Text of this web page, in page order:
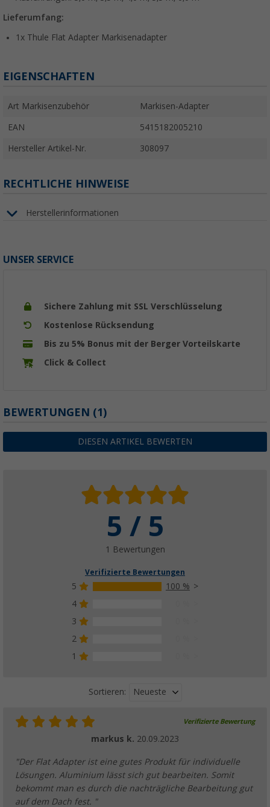
Lieferumfang:
1x Thule Flat Adapter Markisenadapter
EIGENSCHAFTEN
Art Markisenzubehör Markisen-Adapter
EAN 5415182005210
Hersteller Artikel-Nr. 308097
RECHTLICHE HINWEISE
Herstellerinformationen
UNSER SERVICE
Sichere Zahlung mit SSL Verschlüsselung
Kostenlose Rücksendung
Bis zu 5% Bonus mit der Berger Vorteilskarte
Click & Collect
BEWERTUNGEN (1)
DIESEN ARTIKEL BEWERTEN
5 / 5
1 Bewertungen
Verifizierte Bewertungen
5
100 %
4
3
2
1
Sortieren: Neueste
Verifizierte Bewertung
markus k. 20.09.2023
"Der Flat Adapter ist eine gutes Produkt für individuelle
Lösungen. Aluminium lässt sich gut bearbeiten. Somit
bekommt man es durch die nachträgliche Bearbeitung gut
auf dem Dach fest. "